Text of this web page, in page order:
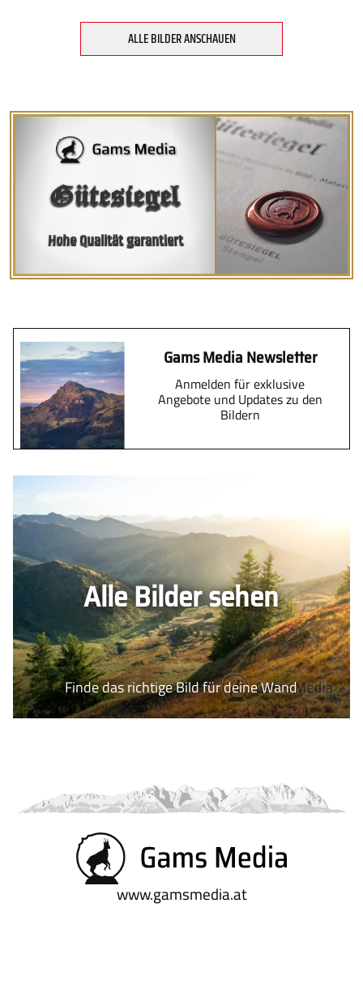
ALLE BILDER ANSCHAUEN
Gütesiegel
Hohe Qualität garantiert
Gams Media Newsletter
Anmelden für exklusive
Angebote und Updates zu den
Bildern
Alle Bilder sehen
Finde das richtige Bild für deine Wand
www.gamsmedia.at